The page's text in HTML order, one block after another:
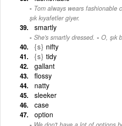
Tom always wears fashionable
şık kıyafetler giyer.
smartly
She's smartly dressed. - O, şık
{s} nifty
{s} tidy
gallant
flossy
natty
sleeker
case
option